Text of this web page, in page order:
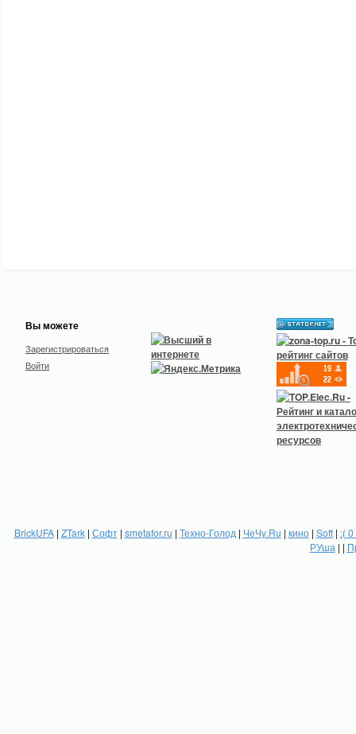
Вы можете
Зарегистрироваться
Войти
BrickUFA| ZTark| Софт| smetafor.ru | Техно-Голод | ЧеЧу.Ru | кино| Soft| :(
РУша | |